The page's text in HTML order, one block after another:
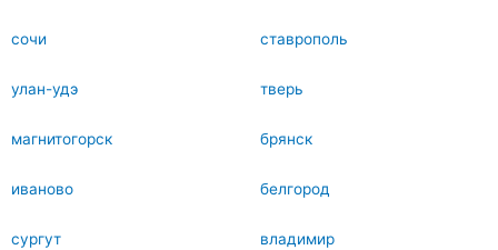
сочи ставрополь
улан-удэ тверь
магнитогорск брянск
иваново белгород
сургут владимир